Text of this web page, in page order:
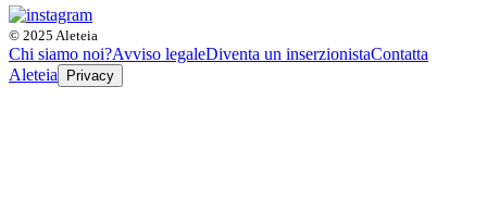
© 2025 Aleteia
Chi siamo noi?Avviso legaleDiventa un inserzionistaContatta
Aleteia
Privacy